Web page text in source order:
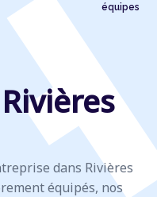
équipes
dans Rivières
équipés, nos